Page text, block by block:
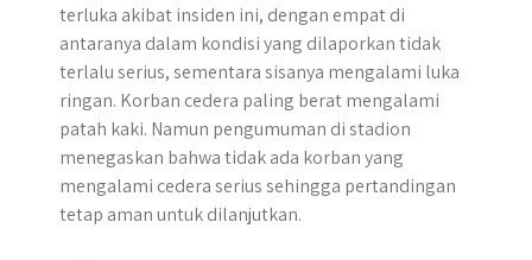
terluka akibat insiden ini, dengan empat di
antaranya dalam kondisi yang dilaporkan tidak
terlalu serius, sementara sisanya mengalami luka
ringan. Korban cedera paling berat mengalami
patah kaki. Namun pengumuman di stadion
menegaskan bahwa tidak ada korban yang
mengalami cedera serius sehingga pertandingan
tetap aman untuk dilanjutkan.